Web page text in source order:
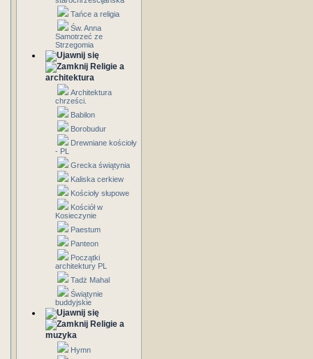
Tańce a religia
Św. Anna
Samotrzeć ze
Strzegomia
Religie a
architektura
Architektura
chrześci.
Babilon
Borobudur
Drewniane kościoły
- PL
Grecka świątynia
Kaliska cerkiew
Kościoły słupowe
Kościół w
Kosieczynie
Paestum
Panteon
Początki
architektury PL
Tadż Mahal
Świątynie
buddyjskie
Religie a
muzyka
Hymn